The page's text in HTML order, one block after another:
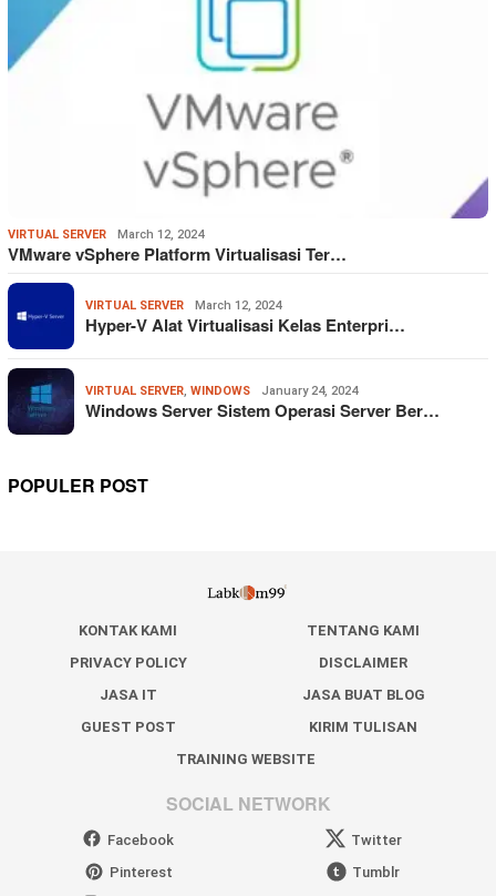
VIRTUAL SERVER March 12, 2024
VMware vSphere Platform Virtualisasi Ter…
VIRTUAL SERVER March 12, 2024
Hyper-V Alat Virtualisasi Kelas Enterpri…
VIRTUAL SERVER, WINDOWS January 24, 2024
Windows Server Sistem Operasi Server Ber…
POPULER POST
KONTAK KAMI
TENTANG KAMI
PRIVACY POLICY
DISCLAIMER
JASA IT
JASA BUAT BLOG
GUEST POST
KIRIM TULISAN
TRAINING WEBSITE
SOCIAL NETWORK
Facebook
Twitter
Pinterest
Tumblr